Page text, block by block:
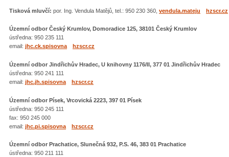
Tisková mluvčí: por. Ing. Vendula Matějů, tel.: 950 230 360, vendula.mateju hzscr.cz
Územní odbor Český Krumlov, Domoradice 125, 38101 Český Krumlov
ústředna: 950 235 111
email: jhc.ck.spisovna hzscr.cz
Územní odbor Jindřichův Hradec, U knihovny 1176/II, 377 01 Jindřichův Hradec
ústředna: 950 241 111
email: jhc.jh.spisovna hzscr.cz
Územní odbor Písek, Vrcovická 2223, 397 01 Písek
ústředna: 950 245 111
fax: 950 245 000
email: jhc.pi.spisovna hzscr.cz
Územní odbor Prachatice, Slunečná 932, P.S. 46, 383 01 Prachatice
ústředna: 950 211 111